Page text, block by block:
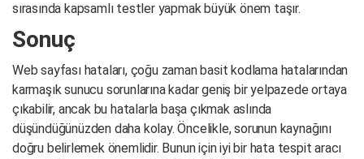
sırasında kapsamlı testler yapmak büyük önem taşır.
Sonuç
Web sayfası hataları, çoğu zaman basit kodlama hatalarından
karmaşık sunucu sorunlarına kadar geniş bir yelpazede ortaya
çıkabilir, ancak bu hatalarla başa çıkmak aslında
düşündüğünüzden daha kolay. Öncelikle, sorunun kaynağını
doğru belirlemek önemlidir. Bunun için iyi bir hata tespit aracı